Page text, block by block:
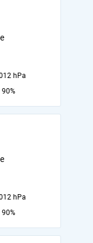
hPa
90%
hPa
90%